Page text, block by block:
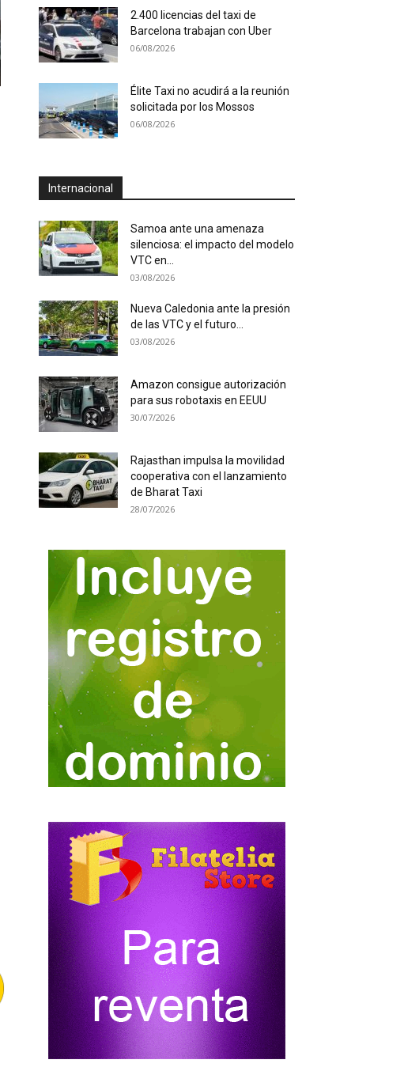
2.400 licencias del taxi de
Barcelona trabajan con Uber
06/08/2026
Élite Taxi no acudirá a la reunión
solicitada por los Mossos
06/08/2026
Internacional
Samoa ante una amenaza
silenciosa: el impacto del modelo
VTC en...
03/08/2026
Nueva Caledonia ante la presión
de las VTC y el futuro...
03/08/2026
Amazon consigue autorización
para sus robotaxis en EEUU
30/07/2026
Rajasthan impulsa la movilidad
cooperativa con el lanzamiento
de Bharat Taxi
28/07/2026